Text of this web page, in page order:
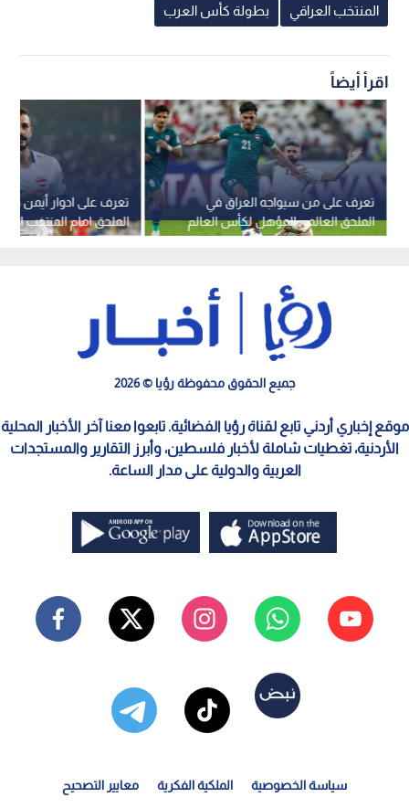
المنتخب العراقي بطولة كأس العرب
اقرأ أيضاً
تعرف على ادوار أيمن
الملحق امام المنتخب
تعرف على من سيواجه العراق في
الملحق العالمي المؤهل لكأس العالم
2026
جميع الحقوق محفوظة رؤيا © 2026
موقع إخباري أردني تابع لقناة رؤيا الفضائية. تابعوا معنا آخر الأخبار المحلية
الأردنية، تغطيات شاملة لأخبار فلسطين، وأبرز التقارير والمستجدات
العربية والدولية على مدار الساعة.
سياسة الخصوصية الملكية الفكرية معايير التصحيح